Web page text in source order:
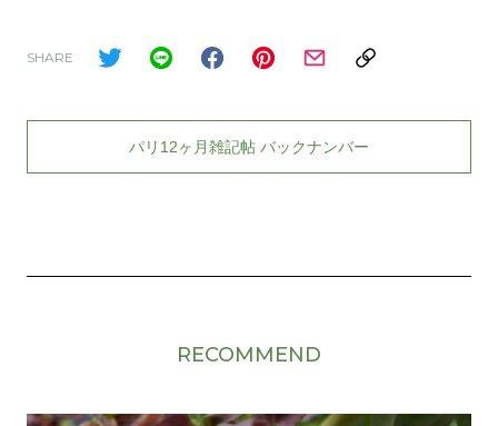
SHARE
パリ12ヶ月雑記帖 バックナンバー
RECOMMEND